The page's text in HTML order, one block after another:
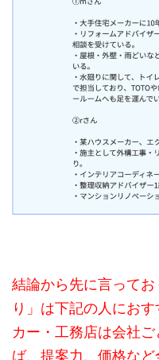
結論から先に言って
り」は下記の人にお
カー・工務店は会社
ば、提案力、価格な